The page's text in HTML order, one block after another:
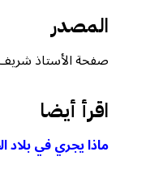
المصدر
صفحة الأستاذ
اقرأ أيضا
ماذا يجري في بلاد الحرمين؟(١)…ابن